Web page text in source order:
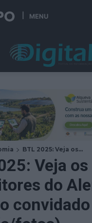
MENU
BTL 2025: Veja os...
Veja os
do
convidado